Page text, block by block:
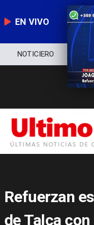
EN VIVO
NOTICIERO
Refuerzan
de Talca